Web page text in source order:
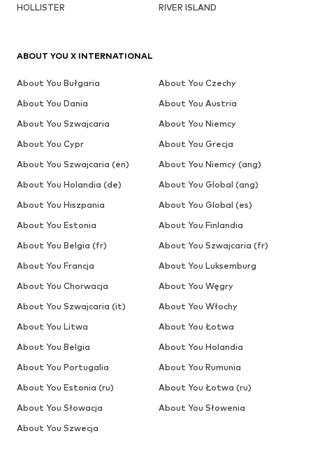
HOLLISTER
RIVER ISLAND
ABOUT YOU X INTERNATIONAL
About You Bułgaria
About You Czechy
About You Dania
About You Austria
About You Szwajcaria
About You Niemcy
About You Cypr
About You Grecja
About You Szwajcaria (en)
About You Niemcy (ang)
About You Holandia (de)
About You Global (ang)
About You Hiszpania
About You Global (es)
About You Estonia
About You Finlandia
About You Belgia (fr)
About You Szwajcaria (fr)
About You Francja
About You Luksemburg
About You Chorwacja
About You Węgry
About You Szwajcaria (it)
About You Włochy
About You Litwa
About You Łotwa
About You Belgia
About You Holandia
About You Portugalia
About You Rumunia
About You Estonia (ru)
About You Łotwa (ru)
About You Słowacja
About You Słowenia
About You Szwecja